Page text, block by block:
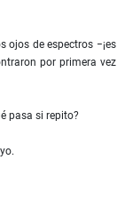
ojos de espectros −¡es
por primera vez
pasa si repito?